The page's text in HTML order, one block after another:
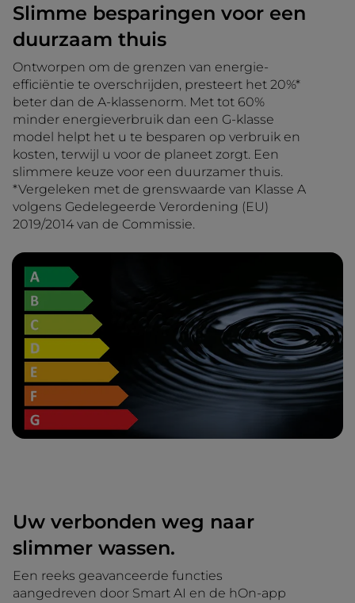
Slimme besparingen voor een
duurzaam thuis
Ontworpen om de grenzen van energie-
efficiëntie te overschrijden, presteert het 20%*
beter dan de A-klassenorm. Met tot 60%
minder energieverbruik dan een G-klasse
model helpt het u te besparen op verbruik en
kosten, terwijl u voor de planeet zorgt. Een
slimmere keuze voor een duurzamer thuis.
*Vergeleken met de grenswaarde van Klasse A
volgens Gedelegeerde Verordening (EU)
2019/2014 van de Commissie.
Uw verbonden weg naar
slimmer wassen.
Een reeks geavanceerde functies
aangedreven door Smart AI en de hOn-app